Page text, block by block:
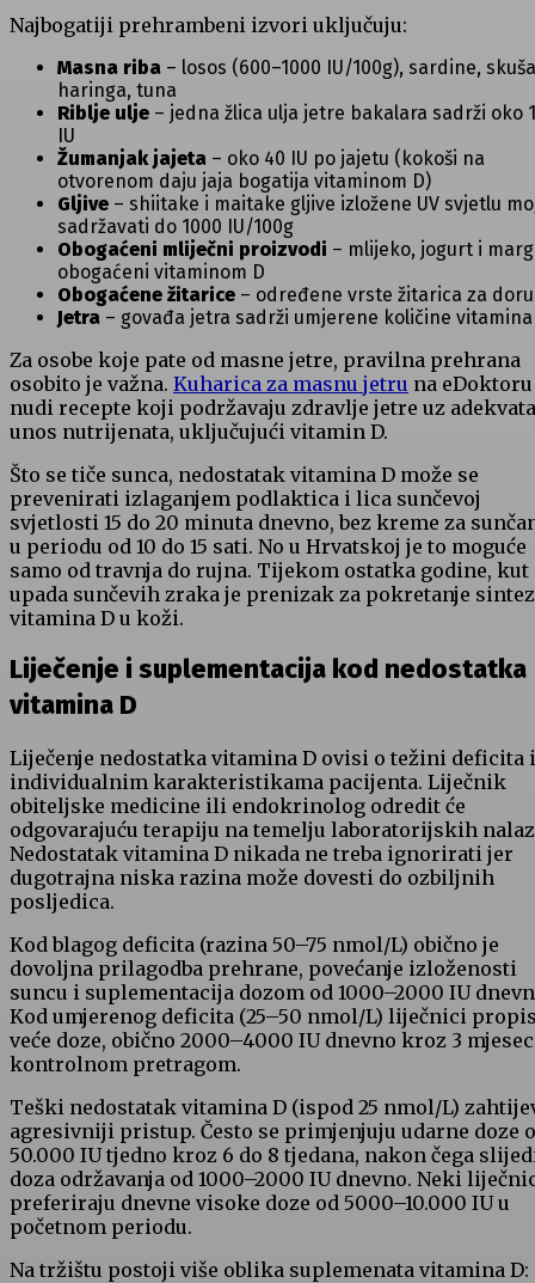
Najbogatiji prehrambeni izvori uključuju:
Masna riba – losos (600–1000 IU/100g), sardine,
haringa, tuna
Riblje ulje – jedna žlica ulja jetre bakalara sadrži oko
IU
Žumanjak jajeta – oko 40 IU po jajetu (kokoši na
otvorenom daju jaja bogatija vitaminom D)
Gljive – shiitake i maitake gljive izložene UV svjetlu
sadržavati do 1000 IU/100g
Obogaćeni mliječni proizvodi – mlijeko, jogurt i
obogaćeni vitaminom D
Obogaćene žitarice – određene vrste žitarica za
Jetra – govađa jetra sadrži umjerene količine vitamina
Za osobe koje pate od masne jetre, pravilna prehrana
osobito je važna. Kuharica za masnu jetru na eDoktoru
nudi recepte koji podržavaju zdravlje jetre uz
unos nutrijenata, uključujući vitamin D.
Što se tiče sunca, nedostatak vitamina D može se
prevenirati izlaganjem podlaktica i lica sunčevoj
svjetlosti 15 do 20 minuta dnevno, bez kreme za
u periodu od 10 do 15 sati. No u Hrvatskoj je to moguće
samo od travnja do rujna. Tijekom ostatka godine, kut
upada sunčevih zraka je prenizak za pokretanje
vitamina D u koži.
Liječenje i suplementacija kod nedostatka
vitamina D
Liječenje nedostatka vitamina D ovisi o težini deficita i
individualnim karakteristikama pacijenta. Liječnik
obiteljske medicine ili endokrinolog odredit će
odgovarajuću terapiju na temelju laboratorijskih
Nedostatak vitamina D nikada ne treba ignorirati jer
dugotrajna niska razina može dovesti do ozbiljnih
posljedica.
Kod blagog deficita (razina 50–75 nmol/L) obično je
dovoljna prilagodba prehrane, povećanje izloženosti
suncu i suplementacija dozom od 1000–2000 IU
Kod umjerenog deficita (25–50 nmol/L) liječnici
veće doze, obično 2000–4000 IU dnevno kroz 3
kontrolnom pretragom.
Teški nedostatak vitamina D (ispod 25 nmol/L)
agresivniji pristup. Često se primjenjuju udarne doze
50.000 IU tjedno kroz 6 do 8 tjedana, nakon čega
doza održavanja od 1000–2000 IU dnevno. Neki
preferiraju dnevne visoke doze od 5000–10.000 IU u
početnom periodu.
Na tržištu postoji više oblika suplemenata vitamina D: